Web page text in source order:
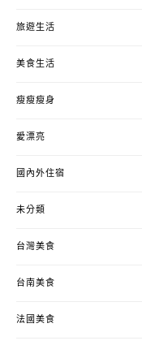
旅遊生活
美食生活
瘦瘦瘦身
愛漂亮
國內外住宿
未分類
台灣美食
台南美食
法國美食